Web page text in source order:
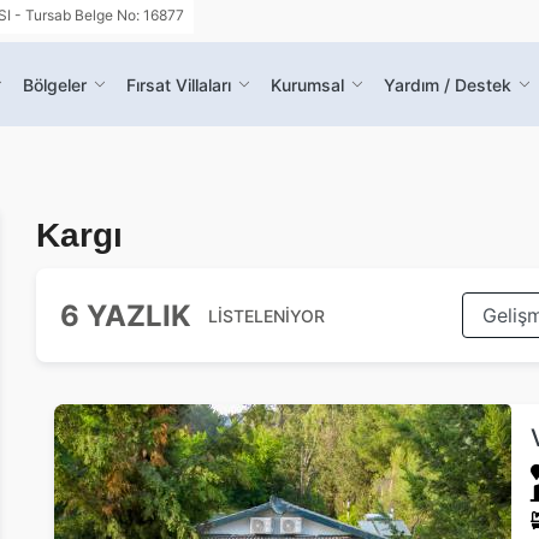
Bölgeler Fırsat Villaları Kurumsal Yardım / Destek
- Tursab Belge No: 16877
Kargı
6 YAZLIK LİSTELENİYOR